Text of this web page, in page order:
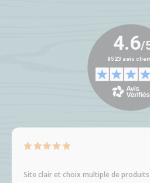
Site clair et choix multiple de produits